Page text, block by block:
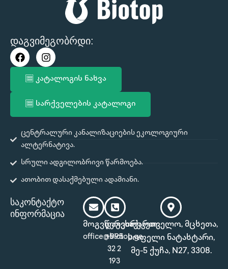
დაგვიმეგობრდი:
F
a
k
I
n
t
g
a
m
კატალოგის ნახვა
სარქველების კატალოგი
ცენტრალური კანალიზაციების ეკოლოგიური
ალტერნატივა.
სრული ადგილობრივი წარმოება.
ათობით დასაქმებული ადამიანი.
საკონტაქტო
ინფორმაცია
მოგვწერეთ:
office@biotop.ge
დაგვირეკეთ:
+995
32 2
193
საქართველო, მცხეთა,
სოფელი ნატახტარი,
მე-5 ქუჩა, N27, 3308.